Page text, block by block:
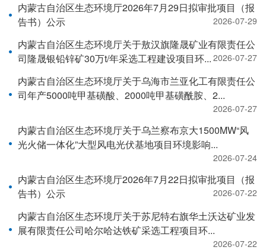
内蒙古自治区生态环境厅2026年7月29日拟审批项目（报
告书）公示
2026-07-29
内蒙古自治区生态环境厅关于敖汉旗隆晟矿业有限责任公
司隆晟银铅锌矿30万t/年采选工程建设项目环... 2026-07-27
内蒙古自治区生态环境厅关于乌海市兰亚化工有限责任公
司年产5000吨甲基磺酸、2000吨甲基磺酰胺、2...
2026-07-27
内蒙古自治区生态环境厅关于乌兰察布京大1500MW“风
光火储一体化”大型风电光伏基地项目环境影响...
2026-07-24
内蒙古自治区生态环境厅2026年7月22日拟审批项目（报
告书）公示
2026-07-22
内蒙古自治区生态环境厅关于苏尼特右旗华土沃达矿业发
展有限责任公司哈尔哈达铁矿采选工程项目环...
2026-07-22